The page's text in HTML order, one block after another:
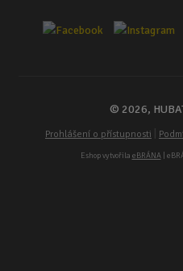
© 2026,
Prohlášení o přístupnosti
Eshop vytvořila eBRÁNA|